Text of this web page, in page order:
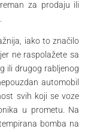
za prodaju ili
iako to značilo
ne raspolažete sa
ili drugog rabljenog
automobil
svih koji se voze
u prometu. Na
bomba na